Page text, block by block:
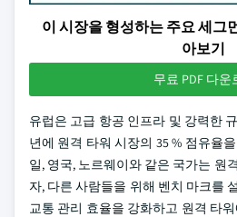
이 시장을 형성하는 주요 세그
아보기
무료 PDF 다운
유럽은 고급 항공 인프라 및 강력한
년에 원격 타워 시장의 35 % 점유율
일, 영국, 노르웨이와 같은 국가는 원
자, 다른 사람들을 위해 벤치 마크를
교통 관리 효율을 강화하고 원격 타